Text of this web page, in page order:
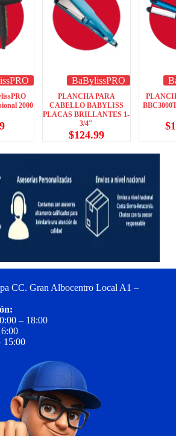
2000
BaBylissPRO
PLANCHA PARA
CABELLO BABYLISS
PLACAS BRILLANTES 1-
3/4″
$124.99
$
CC. Gran Albocentro Local A1 –
– 18:00
15:00